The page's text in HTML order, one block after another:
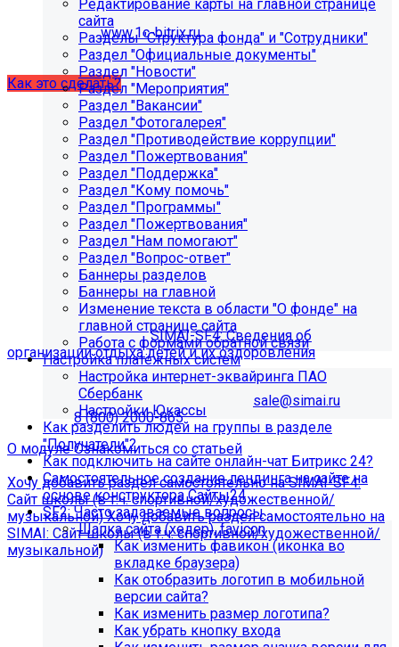
Убедитесь, что в настройках «Главного модуля»
указан адрес:www.1c-bitrix.ru.
Затем запустите обновление через «Систему
обновлений».
Как это сделать?
Как добавить раздел "Сведения об
организации отдыха детей и их
оздоровления"?
Приобретите модульSIMAI-SF4: Сведения об
организации отдыха детей и их оздоровления
Для приобретения модуля необходимо обратиться в
отдел продаж по электронной почте sale@simai.ru
телефону 8 (800) 2000-865
О модулеОзнакомиться со статьей
Хочу добавить раздел самостоятельно на SIMAI-SF4:
Сайт школы (в т.ч. спортивной/художественной/
музыкальной)Хочу добавить раздел самостоятельно на
SIMAI: Сайт школы (в т.ч. спортивной/художественной/
музыкальной)
Информация по появлению ошибки
[MP_LICENSE_VIOLATION] В вашу лицензию не входит
модуль SIMAI-SF4: Сведения об образовательной
Редактирование карты на главной странице
сайта
Разделы "Структура фонда" и "Сотрудники"
Раздел "Официальные документы"
Раздел "Новости"
Раздел "Мероприятия"
Раздел "Вакансии"
Раздел "Фотогалерея"
Раздел "Противодействие коррупции"
Раздел "Пожертвования"
Раздел "Поддержка"
Раздел "Кому помочь"
Раздел "Программы"
Раздел "Пожертвования"
Раздел "Нам помогают"
Раздел "Вопрос-ответ"
Баннеры разделов
Баннеры на главной
Изменение текста в области "О фонде" на
главной странице сайта
Работа с формами обратной связи
Настройка платёжных систем
Настройка интернет-эквайринга ПАО
Сбербанк
Настройки Юкассы
Как разделить людей на группы в разделе
"Получатели"?
Как подключить на сайте онлайн-чат Битрикс 24?
Самостоятельное создание лендинга на сайте на
основе конструктора Сайты24
SF2: Часто задаваемые вопросы
Шапка сайта (хедер), favicon
Как изменить фавикон (иконка во
вкладке браузера)
Как отобразить логотип в мобильной
версии сайта?
Как изменить размер логотипа?
Как убрать кнопку входа